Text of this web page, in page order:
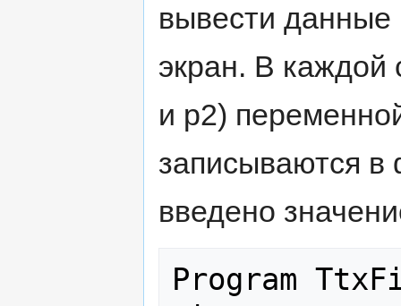
вывести данные
экран. В каждой
и р2)
записываются в
введено
Program